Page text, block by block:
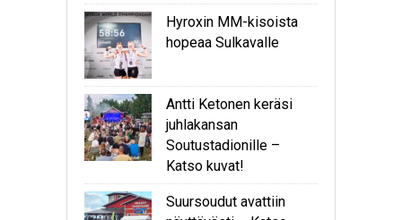
Hyroxin MM-kisoista
hopeaa Sulkavalle
Antti Ketonen keräsi
juhlakansan
Soutustadionille –
Katso kuvat!
Suursoudut avattiin